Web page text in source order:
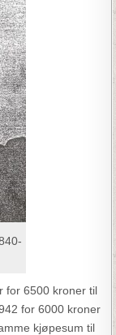
for 6500 kroner til
for 6000 kroner
kjøpesum til